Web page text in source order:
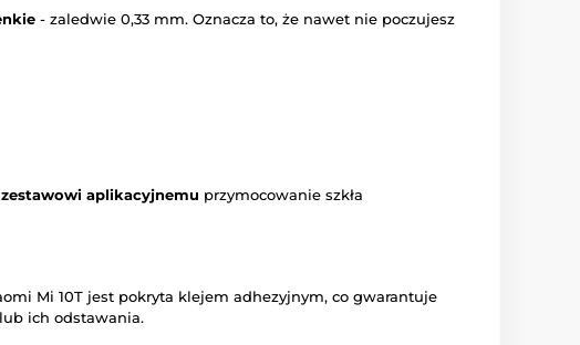
- zaledwie 0,33 mm. Oznacza to, że nawet nie poczujesz
zestawowi aplikacyjnemu przymocowanie szkła
Mi 10T jest pokryta klejem adhezyjnym, co gwarantuje
ich odstawania.